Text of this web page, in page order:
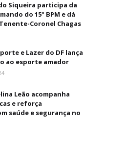
Siqueira participa da
do 15º BPM e dá
Coronel Chagas
e Lazer do DF lança
ao esporte amador
Leão acompanha
e reforça
saúde e segurança no